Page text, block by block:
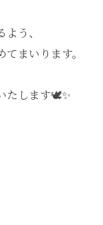
う、
まいります。
たします🕊️✨